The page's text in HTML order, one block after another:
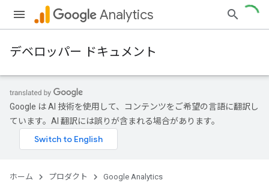
Analytics
デベロッパー ドキュメント
Google は AI 技術を使用して、コンテンツをご希望の言語に翻訳し
ています。AI 翻訳には誤りが含まれる場合があります。
ホーム プロダクト
Google Analytics